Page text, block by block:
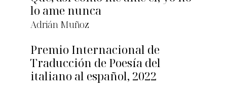
lo ame nunca
Adrián Muñoz
Premio Internacional de
Traducción de Poesía del
italiano al español, 2022